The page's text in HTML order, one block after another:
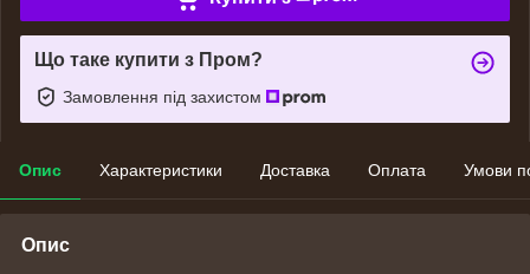
Що таке купити з Пром?
Замовлення під захистом
Опис Характеристики Доставка Оплата Умови
Опис